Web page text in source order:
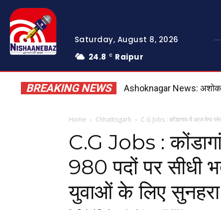
Saturday, August 8, 2026
24.8
C Raipur
BREAKING NEWS Ashoknagar News:
Home Chhattisgarh C.G Jobs : कोंडागांव में आज मेगा
C.G Jobs :
980 पदों पर सीधी
युवाओं के लिए